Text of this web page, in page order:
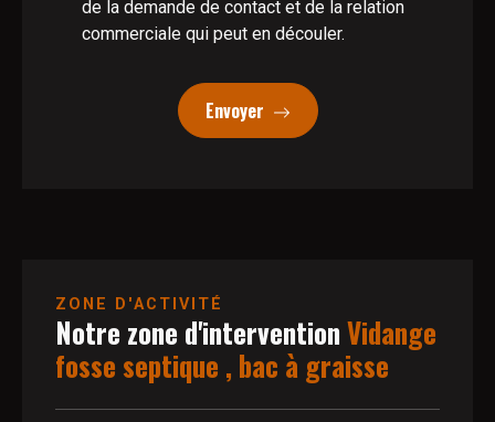
de la demande de contact et de la relation
commerciale qui peut en découler.
Envoyer
ZONE D'ACTIVITÉ
Notre zone d'interventionVidange
fosse septique , bac à graisse